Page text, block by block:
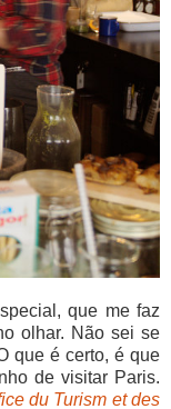
que me faz
olhar. Não sei se
que é certo, é que
de visitar Paris.
du Turism et des